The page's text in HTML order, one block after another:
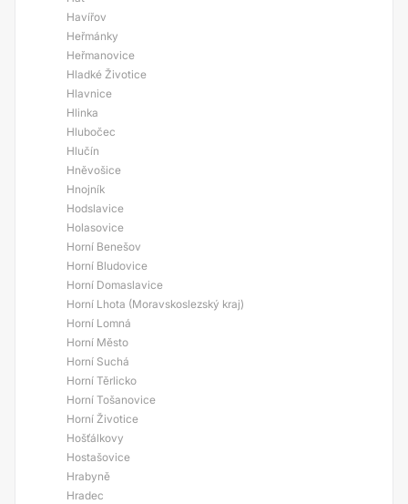
Havířov
Heřmánky
Heřmanovice
Hladké Životice
Hlavnice
Hlinka
Hlubočec
Hlučín
Hněvošice
Hnojník
Hodslavice
Holasovice
Horní Benešov
Horní Bludovice
Horní Domaslavice
Horní Lhota (Moravskoslezský kraj)
Horní Lomná
Horní Město
Horní Suchá
Horní Těrlicko
Horní Tošanovice
Horní Životice
Hošťálkovy
Hostašovice
Hrabyně
Hradec